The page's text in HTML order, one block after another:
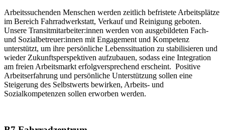
Arbeitssuchenden Menschen werden zeitlich befristete Arbeitsplätze
im Bereich Fahrradwerkstatt, Verkauf und Reinigung geboten.
Unsere Transitmitarbeiter:innen werden von ausgebildeten Fach-
und Sozialbetreuer:innen mit Engagement und Kompetenz
unterstützt, um ihre persönliche Lebenssituation zu stabilisieren und
wieder Zukunftsperspektiven aufzubauen, sodass eine Integration
am freien Arbeitsmarkt erfolgversprechend erscheint. Positive
Arbeitserfahrung und persönliche Unterstützung sollen eine
Steigerung des Selbstwerts bewirken, Arbeits- und
Sozialkompetenzen sollen erworben werden.